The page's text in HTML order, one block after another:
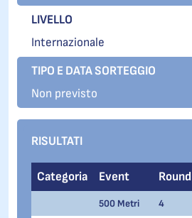
LIVELLO
Internazionale
TIPO E DATA SORTEGGIO
Non previsto
RISULTATI
Categoria Event Round
500 Metri 4